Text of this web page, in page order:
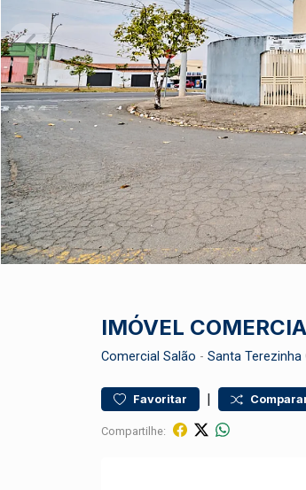
IMÓVEL
Comercial Salão - Santa Terezinha
Favoritar |
Compartilhe: